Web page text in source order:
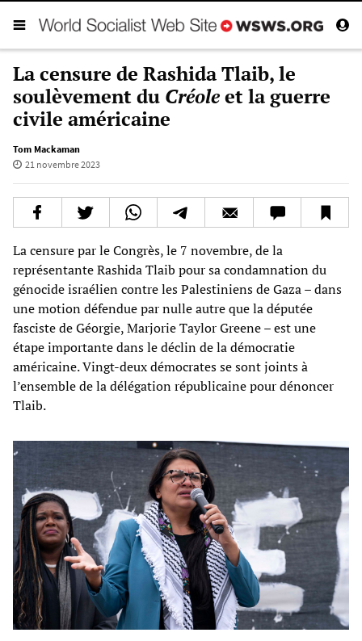
La censure de Rashida Tlaib, le
soulèvement du Créoleet la guerre
civile américaine
Tom Mackaman
21 novembre 2023
La censure par le Congrès, le 7 novembre, de la
représentante Rashida Tlaib pour sa condamnation du
génocide israélien contre les Palestiniens de Gaza – dans
une motion défendue par nulle autre que la députée
fasciste de Géorgie, Marjorie Taylor Greene – est une
étape importante dans le déclin de la démocratie
américaine. Vingt-deux démocrates se sont joints à
l’ensemble de la délégation républicaine pour dénoncer
Tlaib.